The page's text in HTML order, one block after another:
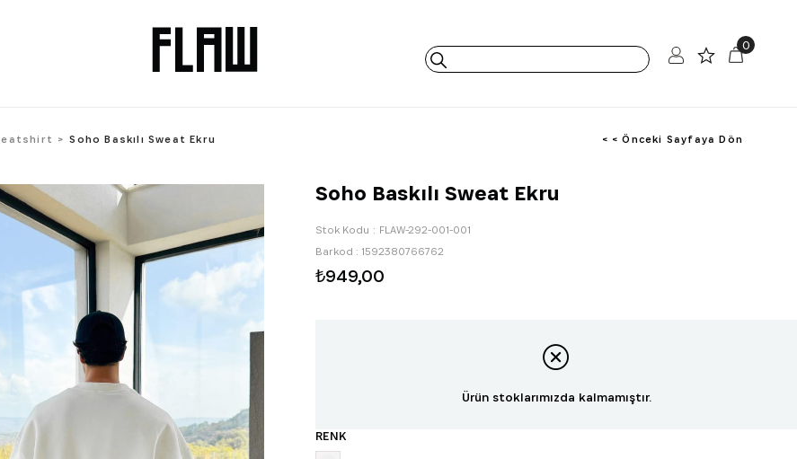
0
Soho Baskılı Sweat Ekru < < Önceki Sayfaya Dön
Soho Baskılı Sweat Ekru
Stok Kodu
FLAW-292-001-001
Barkod : 1592380766762
₺949,00
Ürün stoklarımızda kalmamıştır.
RENK